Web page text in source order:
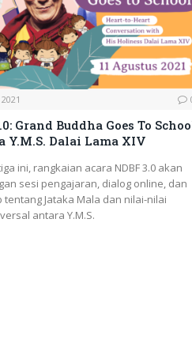
Grand Buddha Goes To
Y.M.S. Dalai Lama XIV
ini, rangkaian acara NDBF 3.0 akan
sesi pengajaran, dialog online, dan
Jataka Mala dan nilai-nilai
antara Y.M.S.